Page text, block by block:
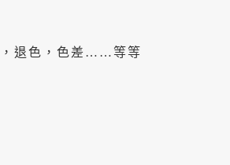
，退色，色差……等等